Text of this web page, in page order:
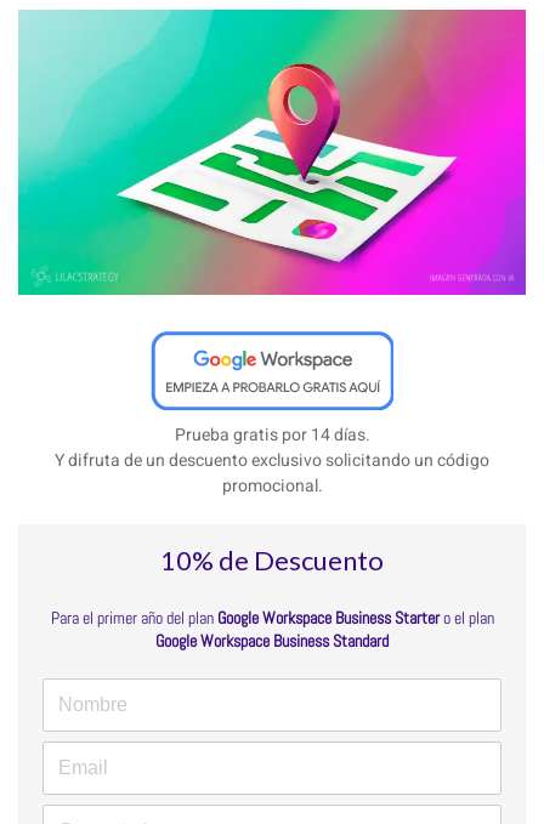
Prueba gratis por 14 días.
Y difruta de un descuento exclusivo solicitando un código
promocional.
10% de Descuento
Para el primer año del plan Google Workspace Business Startero el plan
Google Workspace Business Standard